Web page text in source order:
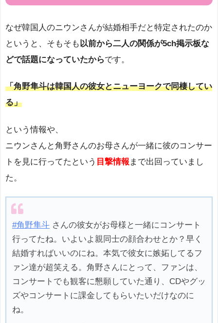
なぜ韓国人のニウンさんが結婚相手だと特定されたのか
というと、そもそも以前から二人の関係が5ch掲示板な
どで話題になっていたからです。
「角野隼斗は韓国人の彼女とニューヨークで同棲してい
る」
という情報や、
ニウンさんと角野さんのお母さんが一緒に彼のコンサー
トを見に行ってたという 目撃情報 まで出回っていまし
た。
#角野隼斗 さんの彼女がお母様と一緒にコンサート
行ってたね。いよいよ親同士の顔合わせとか？早く
結婚すればいいのにね。本気で彼女に嫉妬してるフ
ァン達が超笑える。角野さんにとって、ファンは、
コンサートでも観客に懇願していた通り、CDやグッ
ズやコンサートに課金してもらいたいだけなのに
ね。